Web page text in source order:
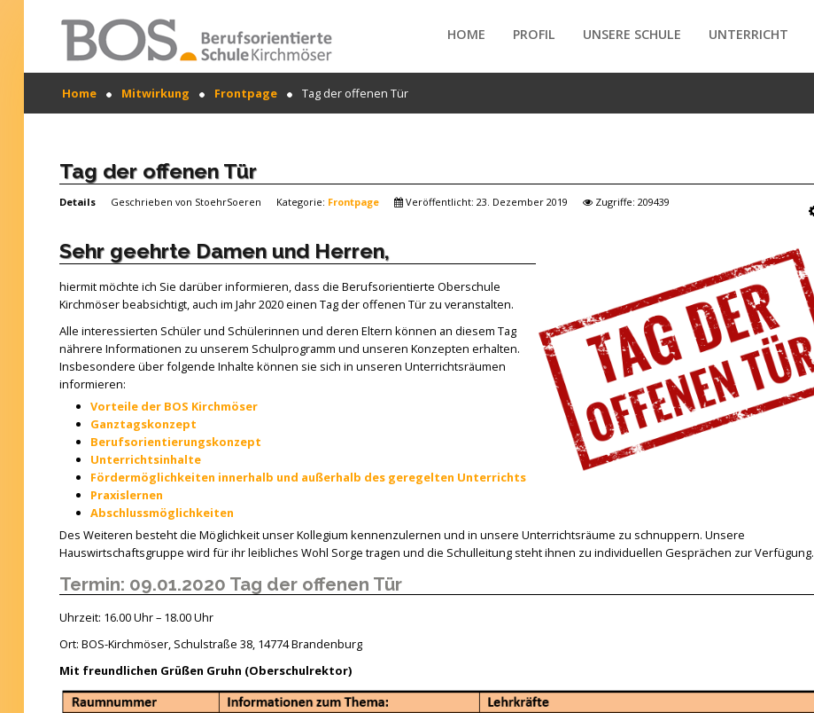
Warning: "continue" targeting switch is equivalent
to "break". Did you mean to use "continue 2"? in
/mnt/web417/e3/61/59568561/htdocs/forte2/templates/forte/vertex/responsive/responsive_mobile_menu.php
Unterricht
Termine
Mitwirkung
Kontakt
SUCHEN
HOME PROFIL UNSERE SCHULE UNTERRICHT
Home Mitwirkung Frontpage Tag der offenen Tür
Tag der offenen Tür
Details Geschrieben von StoehrSoeren Kategorie: Frontpage Veröffentlicht: 23. Dezember 2019 Zugriffe: 209439
Sehr geehrte Damen und Herren,
hiermit möchte ich Sie darüber informieren, dass die Berufsorientierte Oberschule
Kirchmöser beabsichtigt, auch im Jahr 2020 einen Tag der offenen Tür zu veranstalten.
Alle interessierten Schüler und Schülerinnen und deren Eltern können an diesem Tag
nährere Informationen zu unserem Schulprogramm und unseren Konzepten erhalten.
Insbesondere über folgende Inhalte können sie sich in unseren Unterrichtsräumen
informieren:
Vorteile der BOS Kirchmöser
Ganztagskonzept
Berufsorientierungskonzept
Unterrichtsinhalte
Fördermöglichkeiten innerhalb und außerhalb des geregelten Unterrichts
Praxislernen
Abschlussmöglichkeiten
Des Weiteren besteht die Möglichkeit unser Kollegium kennenzulernen und in unsere Unterrichtsräume zu schnuppern. Unsere
Hauswirtschaftsgruppe wird für ihr leibliches Wohl Sorge tragen und die Schulleitung steht ihnen zu individuellen Gesprächen zur Verfügung.
Termin: 09.01.2020 Tag der offenen Tür
Uhrzeit: 16.00 Uhr – 18.00 Uhr
Ort: BOS-Kirchmöser, Schulstraße 38, 14774 Brandenburg
Mit freundlichen Grüßen Gruhn (Oberschulrektor)